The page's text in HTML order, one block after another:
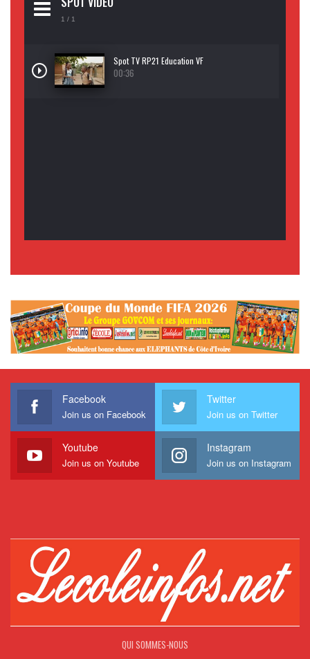
1 / 1
Spot TV RP21 Education VF
00:36
Facebook
Join us on Facebook
Twitter
Join us on Twitter
Youtube
Join us on Youtube
Instagram
Join us on Instagram
QUI SOMMES-NOUS